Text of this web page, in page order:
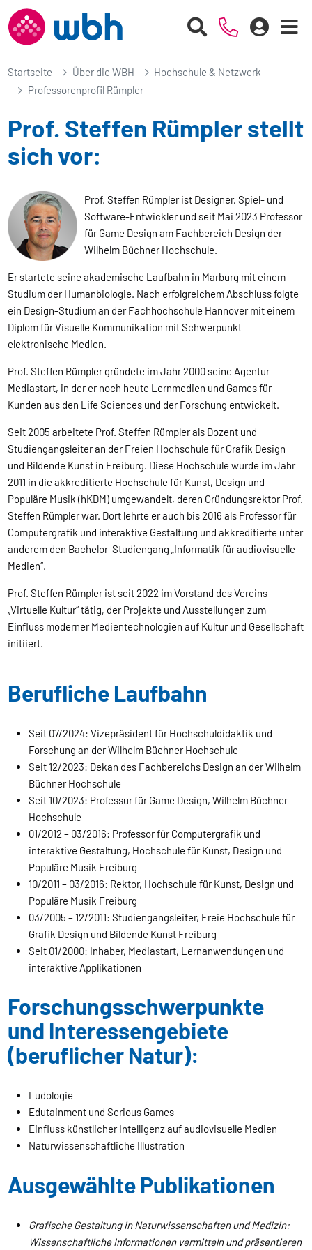
Startseite Über die WBH
Hochschule & Netzwerk
Professorenprofil Rümpler
Prof. Steffen Rümpler stellt
sich vor:
Prof. Steffen Rümpler ist Designer, Spiel- und
Software-Entwickler und seit Mai 2023 Professor
für Game Design am Fachbereich Design der
Wilhelm Büchner Hochschule.
Er startete seine akademische Laufbahn in Marburg mit einem
Studium der Humanbiologie. Nach erfolgreichem Abschluss folgte
ein Design-Studium an der Fachhochschule Hannover mit einem
Diplom für Visuelle Kommunikation mit Schwerpunkt
elektronische Medien.
Prof. Steffen Rümpler gründete im Jahr 2000 seine Agentur
Mediastart, in der er noch heute Lernmedien und Games für
Kunden aus den Life Sciences und der Forschung entwickelt.
Seit 2005 arbeitete Prof. Steffen Rümpler als Dozent und
Studiengangsleiter an der Freien Hochschule für Grafik Design
und Bildende Kunst in Freiburg. Diese Hochschule wurde im Jahr
2011 in die akkreditierte Hochschule für Kunst, Design und
Populäre Musik (hKDM) umgewandelt, deren Gründungsrektor Prof.
Steffen Rümpler war. Dort lehrte er auch bis 2016 als Professor für
Computergrafik und interaktive Gestaltung und akkreditierte unter
anderem den Bachelor-Studiengang „Informatik für audiovisuelle
Medien“.
Prof. Steffen Rümpler ist seit 2022 im Vorstand des Vereins
„Virtuelle Kultur“ tätig, der Projekte und Ausstellungen zum
Einfluss moderner Medientechnologien auf Kultur und Gesellschaft
initiiert.
Berufliche Laufbahn
Seit 07/2024: Vizepräsident für Hochschuldidaktik und
Forschung an der Wilhelm Büchner Hochschule
Seit 12/2023: Dekan des Fachbereichs Design an der Wilhelm
Büchner Hochschule
Seit 10/2023: Professur für Game Design, Wilhelm Büchner
Hochschule
01/2012 – 03/2016: Professor für Computergrafik und
interaktive Gestaltung, Hochschule für Kunst, Design und
Populäre Musik Freiburg
10/2011 – 03/2016: Rektor, Hochschule für Kunst, Design und
Populäre Musik Freiburg
03/2005 – 12/2011: Studiengangsleiter, Freie Hochschule für
Grafik Design und Bildende Kunst Freiburg
Seit 01/2000: Inhaber, Mediastart, Lernanwendungen und
interaktive Applikationen
Forschungsschwerpunkte
und Interessengebiete
(beruflicher Natur):
Ludologie
Edutainment und Serious Games
Einfluss künstlicher Intelligenz auf audiovisuelle Medien
Naturwissenschaftliche Illustration
Ausgewählte Publikationen
Grafische Gestaltung in Naturwissenschaften und Medizin:
Wissenschaftliche Informationen vermitteln und präsentieren